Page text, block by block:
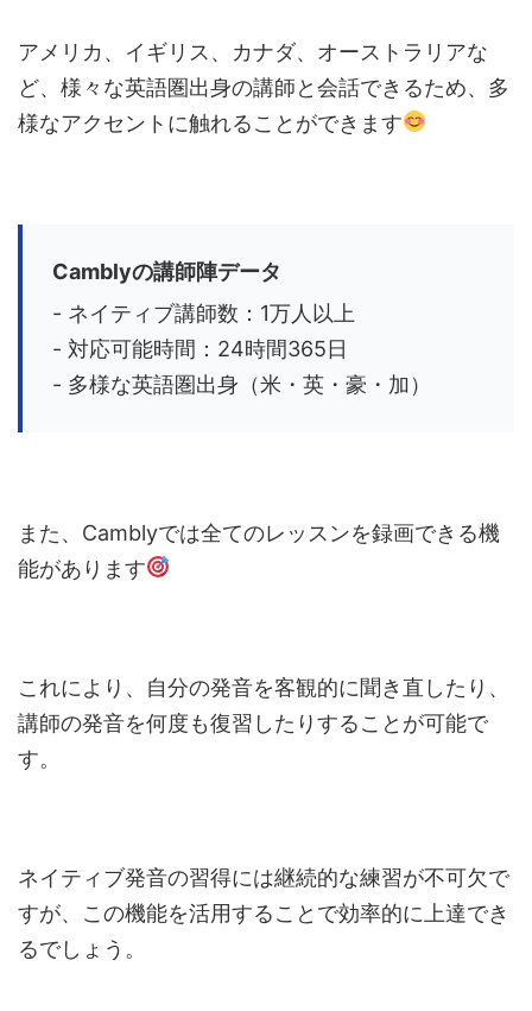
アメリカ、イギリス、カナダ、オーストラリアな
ど、様々な英語圏出身の講師と会話できるため、多
様なアクセントに触れることができます
Camblyの講師陣データ
- ネイティブ講師数：1万人以上
- 対応可能時間：24時間365日
- 多様な英語圏出身（米・英・豪・加）
また、Camblyでは全てのレッスンを録画できる機
能があります
これにより、自分の発音を客観的に聞き直したり、
講師の発音を何度も復習したりすることが可能で
す。
ネイティブ発音の習得には継続的な練習が不可欠で
すが、この機能を活用することで効率的に上達でき
るでしょう。